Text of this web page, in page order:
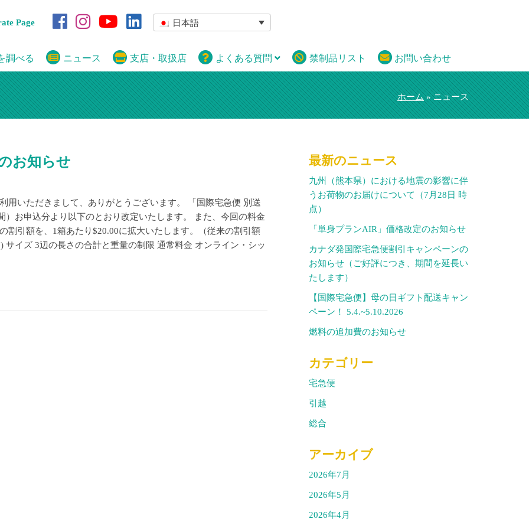
Page 日本語
調べる ニュース 支店・取扱店 よくある質問 禁制品リスト お問い合わせ
ホーム» ニュース
お知らせ
用いただきまして、ありがとうございます。 「国際宅急便 別送
お申込分より以下のとおり改定いたします。 また、今回の料金
割引額を、1箱あたり$20.00に拡大いたします。（従来の割引額
サイズ 3辺の長さの合計と重量の制限 通常料金 オンライン・シッ
最新のニュース
九州（熊本県）における地震の影響に伴
うお荷物のお届けについて（7月28日 時
点）
「単身プランAIR」価格改定のお知らせ
カナダ発国際宅急便割引キャンペーンの
お知らせ（ご好評につき、期間を延長い
たします）
【国際宅急便】母の日ギフト配送キャン
ペーン！ 5.4.~5.10.2026
燃料の追加費のお知らせ
カテゴリー
宅急便
引越
総合
アーカイブ
2026年7月
2026年5月
2026年4月